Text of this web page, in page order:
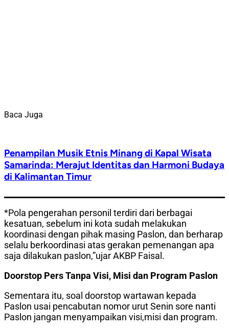
Baca Juga
Penampilan Musik Etnis Minang di Kapal Wisata
Samarinda: Merajut Identitas dan Harmoni Budaya
di Kalimantan Timur
*Pola pengerahan personil terdiri dari berbagai
kesatuan, sebelum ini kota sudah melakukan
koordinasi dengan pihak masing Paslon, dan berharap
selalu berkoordinasi atas gerakan pemenangan apa
saja dilakukan paslon,”ujar AKBP Faisal.
Doorstop Pers Tanpa Visi, Misi dan Program Paslon
Sementara itu, soal doorstop wartawan kepada
Paslon usai pencabutan nomor urut Senin sore nanti
Paslon jangan menyampaikan visi,misi dan program.